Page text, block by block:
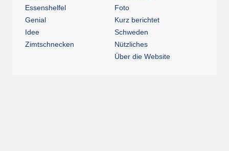
Essenshelfel
Genial
Idee
Zimtschnecken
Foto
Kurz berichtet
Schweden
Nützliches
Über die Website